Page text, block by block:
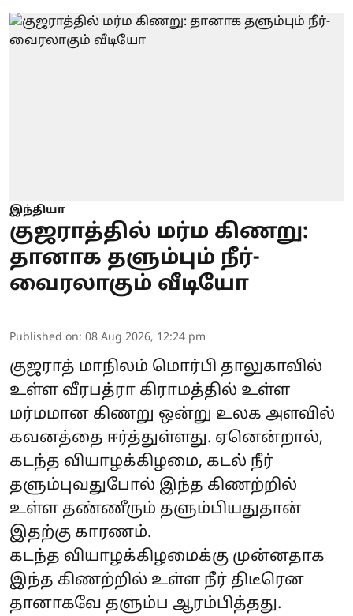
இந்தியா
குஜராத்தில் மர்ம கிணறு:
தானாக தளும்பும் நீர்-
வைரலாகும் வீடியோ
Published on: 08 Aug 2026, 12:24 pm
குஜராத் மாநிலம் மொர்பி தாலுகாவில்
உள்ள வீரபத்ரா கிராமத்தில் உள்ள
மர்மமான கிணறு ஒன்று உலக அளவில்
கவனத்தை ஈர்த்துள்ளது. ஏனென்றால்,
கடந்த வியாழக்கிழமை, கடல் நீர்
தளும்புவதுபோல் இந்த கிணற்றில்
உள்ள தண்ணீரும் தளும்பியதுதான்
இதற்கு காரணம்.
கடந்த வியாழக்கிழமைக்கு முன்னதாக
இந்த கிணற்றில் உள்ள நீர் திடீரென
தானாகவே தளும்ப ஆரம்பித்தது.